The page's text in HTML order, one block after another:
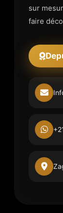
sur
faire